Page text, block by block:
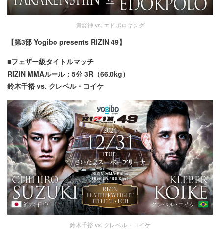
貴賢神 vs. エドポロキング
【第3部 Yogibo presents RIZIN.49】
■フェザー級タイトルマッチ
RIZIN MMAルール：5分 3R（66.0kg）
鈴木千裕 vs. クレベル・コイケ
鈴木千裕 vs. クレベル・コイケ